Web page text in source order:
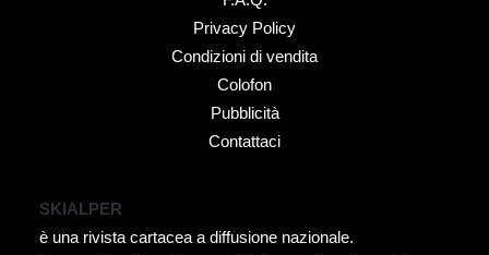
Privacy Policy
Condizioni di vendita
Colofon
Pubblicità
Contattaci
SKIALPER
è una rivista cartacea a diffusione nazionale.